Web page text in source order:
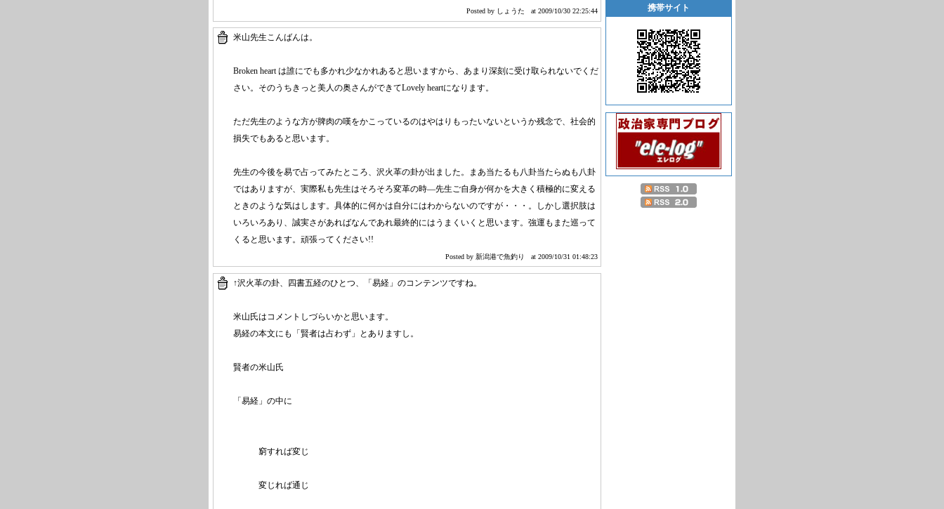
携帯サイト
Posted by しょうた at 2009/10/30 22:25:44
米山先生こんばんは。
Broken heart は誰にでも多かれ少なかれあると思いますから、あまり深刻に受け取られないでくだ
さい。そのうちきっと美人の奥さんができてLovely heartになります。
ただ先生のような方が脾肉の嘆をかこっているのはやはりもったいないというか残念で、社会的
損失でもあると思います。
先生の今後を易で占ってみたところ、沢火革の卦が出ました。まあ当たるも八卦当たらぬも八卦
ではありますが、実際私も先生はそろそろ変革の時―先生ご自身が何かを大きく積極的に変える
ときのような気はします。具体的に何かは自分にはわからないのですが・・・。しかし選択肢は
いろいろあり、誠実さがあればなんであれ最終的にはうまくいくと思います。強運もまた巡って
くると思います。頑張ってください!!
Posted by 新潟港で魚釣り at 2009/10/31 01:48:23
↑沢火革の卦、四書五経のひとつ、「易経」のコンテンツですね。
米山氏はコメントしづらいかと思います。
易経の本文にも「賢者は占わず」とありますし。
賢者の米山氏
「易経」の中に
窮すれば変じ
変じれば通じ